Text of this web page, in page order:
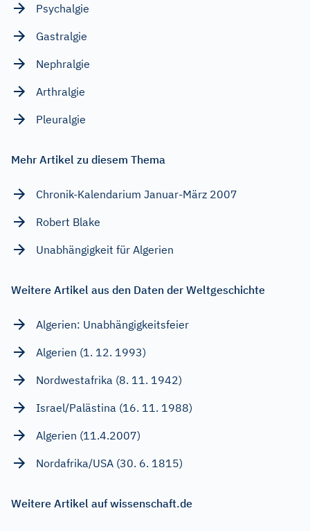
Psychalgie
Gastralgie
Nephralgie
Arthralgie
Pleuralgie
Mehr Artikel zu diesem Thema
Chronik-Kalendarium Januar-März 2007
Robert Blake
Unabhängigkeit für Algerien
Weitere Artikel aus den Daten der Weltgeschichte
Algerien: Unabhängigkeitsfeier
Algerien (1. 12. 1993)
Nordwestafrika (8. 11. 1942)
Israel/Palästina (16. 11. 1988)
Algerien (11.4.2007)
Nordafrika/USA (30. 6. 1815)
Weitere Artikel auf wissenschaft.de